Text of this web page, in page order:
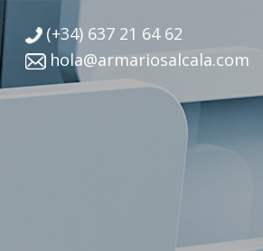
(+34) 637 21 64 62
hola@armariosalcala.com